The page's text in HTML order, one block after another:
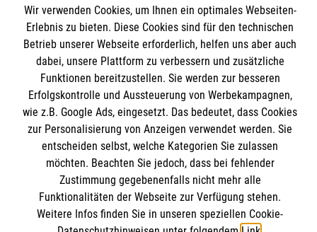
Wir Malteser
Wir Malteser
Spenden & Helfen
Angebote & Leistungen
Kursangebote
Mitarbeiten & Aktiv werden
Informationen
Kontakt
Presse und Medien
Impressum
Datenschutz
Barrierefreiheit
Malteser online
Malteserorden
Wir verwenden Cookies, um Ihnen ein optimales Webseiten-
Erlebnis zu bieten. Diese Cookies sind für den technischen
Betrieb unserer Webseite erforderlich, helfen uns aber auch
dabei, unsere Plattform zu verbessern und zusätzliche
Funktionen bereitzustellen. Sie werden zur besseren
Erfolgskontrolle und Aussteuerung von Werbekampagnen,
wie z.B. Google Ads, eingesetzt. Das bedeutet, dass Cookies
zur Personalisierung von Anzeigen verwendet werden. Sie
entscheiden selbst, welche Kategorien Sie zulassen
möchten. Beachten Sie jedoch, dass bei fehlender
Zustimmung gegebenenfalls nicht mehr alle
Funktionalitäten der Webseite zur Verfügung stehen.
Weitere Infos finden Sie in unseren speziellen Cookie-